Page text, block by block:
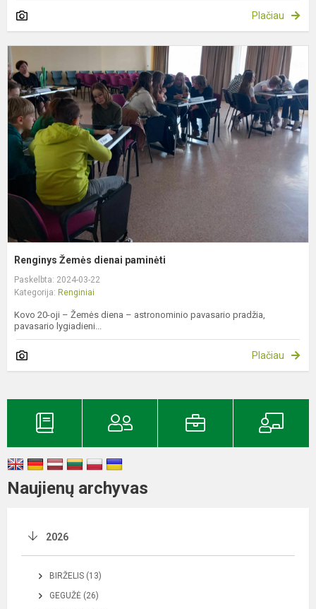
Plačiau
Renginys Žemės dienai paminėti
Paskelbta: 2024-03-22
Kategorija: Renginiai
Kovo 20-oji – Žemės diena – astronominio pavasario pradžia,
pavasario lygiadieni...
Plačiau
Naujienų archyvas
2026
BIRŽELIS (13)
GEGUŽĖ (26)